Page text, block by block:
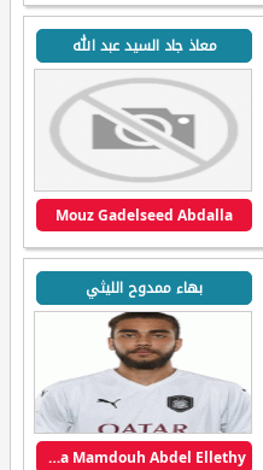
معاذ جاد السيد عبد الله
Mouz Gadelseed Abdalla
بهاء ممدوح الليثي
Bahaa Mamdouh Abdel Ellethy